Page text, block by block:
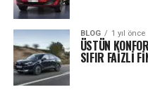
BLOG 1 yıl önce
ÜSTÜN
SIFIR FAİZLİ